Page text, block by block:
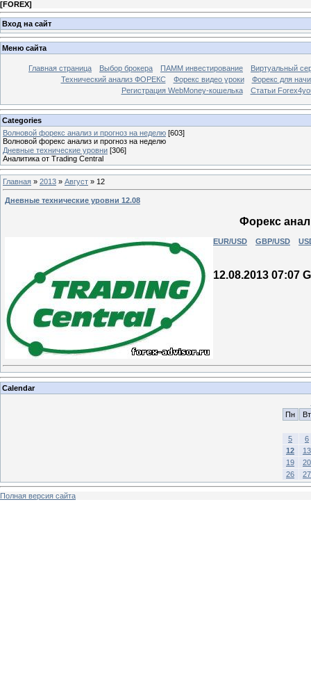
[FOREX]
Вход на сайт
Меню сайта
Главная страница Выбор брокера ПАММ инвестирование
Виртуальный
Технический анализ ФОРЕКС
Форекс видео уроки
Форекс для
Регистрация WebMoney-кошелька
Статьи
Categories
Волновой форекс анализ и прогноз на неделю [603]
Волновой форекс анализ и прогноз на неделю
Дневные технические уровни [306]
Аналитика от Trading Central
Главная » 2013 » Август » 12
Дневные технические уровни 12.08
Форекс
EUR/USD GBP/USD
12.08.2013 07:07
Calendar
Пн
Вт
5
6
12
13
19
20
26
27
Полная версия сайта